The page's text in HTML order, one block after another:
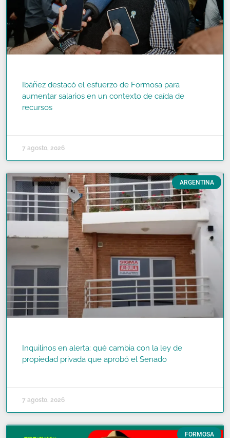
Ibáñez destacó el esfuerzo de Formosa para
aumentar salarios en un contexto de caída de
recursos
7 agosto, 2026
ARGENTINA
Inquilinos en alerta: qué cambia con la ley de
propiedad privada que aprobó el Senado
7 agosto, 2026
FORMOSA